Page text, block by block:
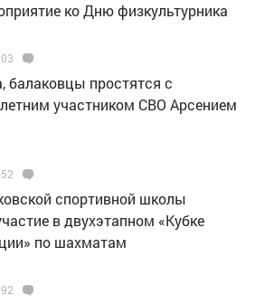
ко Дню физкультурника
балаковцы простятся с
участником СВО Арсением
спортивной школы
в двухэтапном «Кубке
по шахматам